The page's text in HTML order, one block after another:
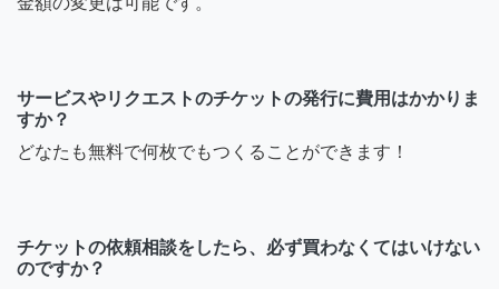
サービスやリクエストのチケットの発行に費用はかかりま
すか？
どなたも無料で何枚でもつくることができます！
チケットの依頼相談をしたら、必ず買わなくてはいけない
のですか？